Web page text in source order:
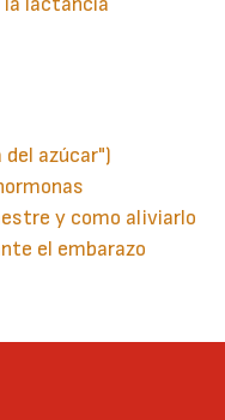
del azúcar")
y como aliviarlo
el embarazo